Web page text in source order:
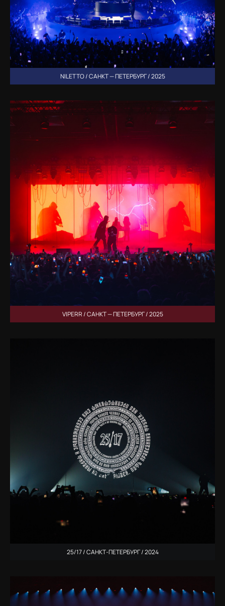
NILETTO / САНКТ — ПЕТЕРБУРГ / 2025
VIPERR / САНКТ — ПЕТЕРБУРГ / 2025
25/17 / САНКТ-ПЕТЕРБУРГ / 2024